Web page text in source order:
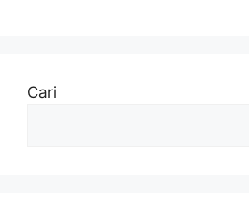
Cari